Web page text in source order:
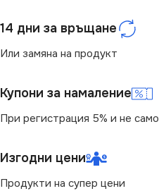
ЦОКЪЛ
НАПРЕЖЕНИЕ (V)
220V
ЕНЕРГИЕН КЛАС E
14 дни за връщане
Или замяна на продукт
Купони за намаление
При регистрация 5% и не само
Изгодни цени
Продукти на супер цени